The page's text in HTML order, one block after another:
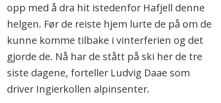
opp med å dra hit istedenfor Hafjell denne
helgen. Før de reiste hjem lurte de på om de
kunne komme tilbake i vinterferien og det
gjorde de. Nå har de stått på ski her de tre
siste dagene, forteller Ludvig Daae som
driver Ingierkollen alpinsenter.